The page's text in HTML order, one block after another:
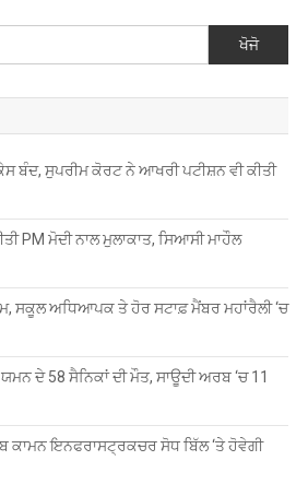
ਖੋਜੋ
ਬੰਦ, ਸੁਪਰੀਮ ਕੋਰਟ ਨੇ ਆਖਰੀ ਪਟੀਸ਼ਨ ਵੀ ਕੀਤੀ
PM ਮੋਦੀ ਨਾਲ ਮੁਲਾਕਾਤ, ਸਿਆਸੀ ਮਾਹੌਲ
ਸਕੂਲ ਅਧਿਆਪਕ ਤੇ ਹੋਰ ਸਟਾਫ਼ ਮੈਂਬਰ ਮਹਾਂਰੈਲੀ ‘ਚ
ਦੇ 58 ਸੈਨਿਕਾਂ ਦੀ ਮੌਤ, ਸਾਊਦੀ ਅਰਬ ‘ਚ 11
ਕਾਮਨ ਇਨਫਰਾਸਟ੍ਰਕਚਰ ਸੋਧ ਬਿੱਲ ‘ਤੇ ਹੋਵੇਗੀ